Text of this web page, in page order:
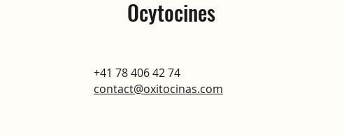
Ocytocines
+41 78 406 42 74
contact@oxitocinas.com